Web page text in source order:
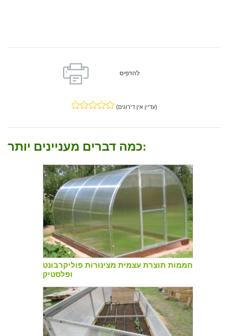
להדפיס
(עדיין אין דירוגים)
כמה דברים מעניינים יותר:
חממות תוצרת עצמית מצינורות פוליקרבונט
ופלסטיק